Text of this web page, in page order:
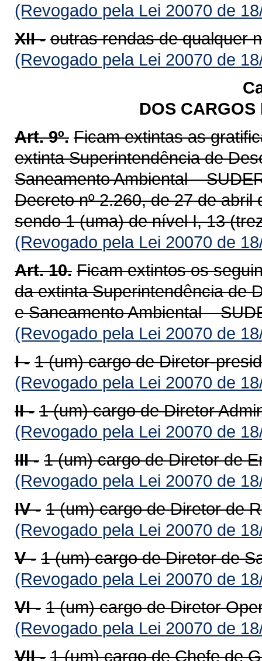
(Revogado pela Lei 20070 de
XII - outras rendas de qualquer
(Revogado pela Lei 20070 de
DOS
Art. 9º. Ficam extintas as
extinta Superintendência de
Saneamento Ambiental –
Decreto nº 2.260, de 27 de
sendo 1 (uma) de nível I, 13
(Revogado pela Lei 20070 de
Art. 10. Ficam extintos os
da extinta Superintendência de
e Saneamento Ambiental –
(Revogado pela Lei 20070 de
I - 1 (um) cargo de Diretor-
(Revogado pela Lei 20070 de
II - 1 (um) cargo de Diretor
(Revogado pela Lei 20070 de
III - 1 (um) cargo de Diretor de
(Revogado pela Lei 20070 de
IV - 1 (um) cargo de Diretor de
(Revogado pela Lei 20070 de
V - 1 (um) cargo de Diretor de
(Revogado pela Lei 20070 de
VI - 1 (um) cargo de Diretor
(Revogado pela Lei 20070 de
VII - 1 (um) cargo de Chefe de